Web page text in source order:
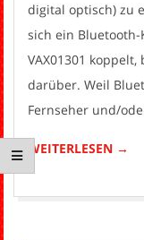
digital optisch) zu
sich ein
VAX01301
darüber. Weil
Fernseher und/
WEITERLESEN →